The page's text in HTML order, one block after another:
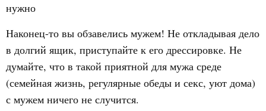
нужно
Наконец-то вы обзавелись мужем! Не откладывая дело
в долгий ящик, приступайте к его дрессировке. Не
думайте, что в такой приятной для мужа среде
(семейная жизнь, регулярные обеды и секс, уют дома)
с мужем ничего не случится.